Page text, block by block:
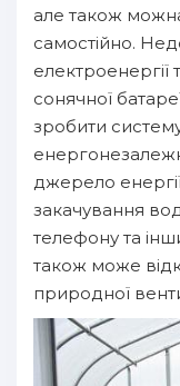
але також
самостійно.
електроенергії
сонячної
зробити
джерело
закачування
телефону та
також може
природної